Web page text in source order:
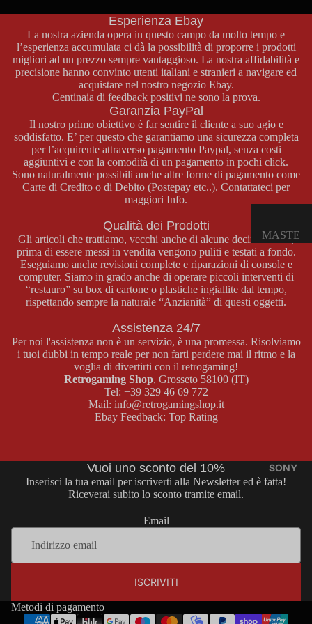
E
LI
GAME
CONSOL
E GAME
BOY
COLOR
GIOCHI
BOY
COLOR
ACCESS
ORI
GAME
COLOR
E GAME
BOY
E
MASTE
R
SYSTE
M
CONSOL
MASTER
SYSTEM
MASTER
SYSTEM
SONY
Esperienza Ebay
La nostra azienda opera in questo campo da molto tempo e
l’esperienza accumulata ci dà la possibilità di proporre i prodotti
migliori ad un prezzo sempre vantaggioso. La nostra affidabilità e
precisione hanno convinto utenti italiani e stranieri a navigare ed
acquistare nel nostro negozio Ebay.
Centinaia di feedback positivi ne sono la prova.
Garanzia PayPal
Il nostro primo obiettivo è far sentire il cliente a suo agio e
soddisfatto. E’ per questo che garantiamo una sicurezza completa
per l’acquirente attraverso pagamento Paypal, senza costi
aggiuntivi e con la comodità di un pagamento in pochi click.
Sono naturalmente possibili anche altre forme di pagamento come
Carte di Credito o di Debito (Postepay etc..). Contattateci per
maggiori Info.
Qualità dei Prodotti
Gli articoli che trattiamo, vecchi anche di alcune decine d’anni,
prima di essere messi in vendita vengono puliti e testati a fondo.
Eseguiamo anche revisioni complete e riparazioni di console e
computer. Siamo in grado anche di operare piccoli interventi di
“restauro” su box di cartone o plastiche ingiallite dal tempo,
rispettando sempre la naturale “Anzianità” di questi oggetti.
Assistenza 24/7
Per noi l'assistenza non è un servizio, è una promessa. Risolviamo
i tuoi dubbi in tempo reale per non farti perdere mai il ritmo e la
voglia di divertirti con il retrogaming!
Retrogaming Shop, Grosseto 58100 (IT)
Tel: +39 329 46 69 772
Mail: info@retrogamingshop.it
Ebay Feedback: Top Rating
Vuoi uno sconto del 10%
Inserisci la tua email per iscriverti alla Newsletter ed è fatta!
Riceverai subito lo sconto tramite email.
Email
ISCRIVITI
Metodi di pagamento
Informativa sui rimborsi
Termini e condizioni del servizio